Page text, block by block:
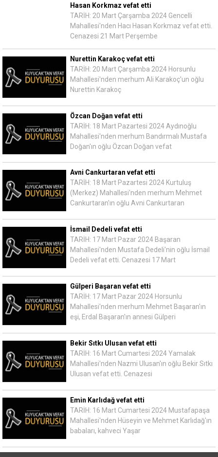
Hasan Korkmaz vefat etti
TARİH: 20 Mart Çarşamba 2024 Gencelli
Mahallesi'nden Hacı Hasan Korkmaz vefat etti.
Cenazesi 21 Mart Perşembe
Nurettin Karakoç vefat etti
TARİH: 20 Mart Çarşamba 2024 Horsunlu
Mahallesi'nden merhum Ali Karakoç'un oğlu
Nurettin Karakoç
Özcan Doğan vefat etti
TARİH: 18 Mart Pazartesi 2024 Aydınoğlu
Mahallesi'nden merhum Bandırmalı Mustafa
Doğan'ın oğlu Özcan Doğan vefat
Avni Cankurtaran vefat etti
TARİH: 18 Mart Pazartesi 2024 Kurtuluş
(Merkez) Mahallesi'nden merhum Mehmet
Cankurtaran'ın oğlu Avni Cankurtaran
İsmail Dedeli vefat etti
TARİH: 17 Mart Pazar 2024 Başaran
Mahallesi'nden Mustafa Dedeli'nin oğlu İsmail
Dedeli vefat etti. Cenazesi 17 Mart
Gülperi Başaran vefat etti
TARİH: 17 Mart Pazar 2024 Horsunlu
Mahallesi'nden merhum Mehmet Başaran'ın
eşi, Erdal Başaran'ın annesi Gülperi
Bekir Sıtkı Ulusan vefat etti
TARİH: 16 Mart Cumartesi 2024 Yamalak
Mahallesi'nden Nazmi Ulusan'ın oğlu Bekir Sıtkı
Ulusan vefat etti. Cenazesi
Emin Karlıdağ vefat etti
TARİH: 16 Mart Cumartesi 2024 Mustafapaşa
Mahallesi'nden Hüseyin ve Mehmet Karlıdağ'ın
babaları, kahveci Yaşar